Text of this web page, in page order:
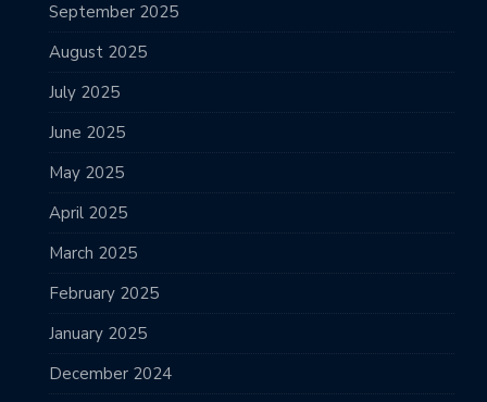
September 2025
August 2025
July 2025
June 2025
May 2025
April 2025
March 2025
February 2025
January 2025
December 2024